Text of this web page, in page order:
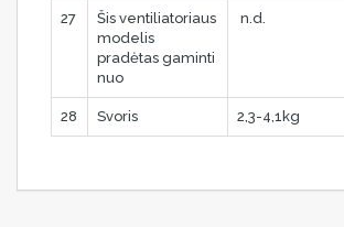
27
Šis ventiliatoriaus
modelis
pradėtas gaminti
nuo
n.d.
28 Svoris 2,3-4,1kg